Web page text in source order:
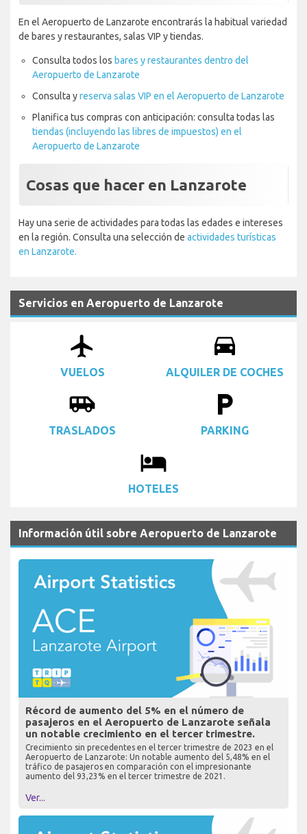
En el Aeropuerto de Lanzarote encontrarás la habitual variedad
de bares y restaurantes, salas VIP y tiendas.
Consulta todos los bares y restaurantes dentro del
Aeropuerto de Lanzarote
Consulta yreserva salas VIP en el Aeropuerto de Lanzarote
Planifica tus compras con anticipación: consulta todas las
tiendas (incluyendo las libres de impuestos) en el
Aeropuerto de Lanzarote
Cosas que hacer en Lanzarote
Hay una serie de actividades para todas las edades e intereses
en la región. Consulta una selección de actividades turísticas
en Lanzarote.
Servicios en Aeropuerto de Lanzarote
airplanemode_active
VUELOS
drive_eta
ALQUILER DE COCHES
airport_shuttle
TRASLADOS
local_parking
PARKING
local_hotel
HOTELES
Información útil sobre Aeropuerto de Lanzarote
Récord de aumento del 5% en el número de
pasajeros en el Aeropuerto de Lanzarote señala
un notable crecimiento en el tercer trimestre.
Crecimiento sin precedentes en el tercer trimestre de 2023 en el
Aeropuerto de Lanzarote: Un notable aumento del 5,48% en el
tráfico de pasajeros en comparación con el impresionante
aumento del 93,23% en el tercer trimestre de 2021.
Ver...